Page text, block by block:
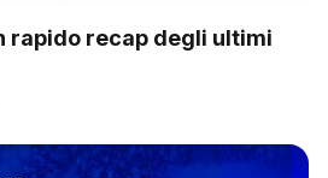
rapido recap degli ultimi